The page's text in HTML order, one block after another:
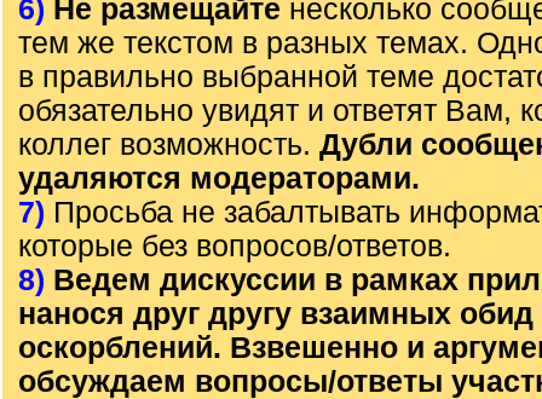
6) Не размещайте несколько
тем же текстом в разных темах.
в правильно выбранной теме
обязательно увидят и ответят Вам,
коллег возможность. Дубли
удаляются модераторами.
7) Просьба не забалтывать
которые без вопросов/ответов.
8) Ведем дискуссии в рамках
нанося друг другу взаимных обид
оскорблений. Взвешенно и
обсуждаем вопросы/ответы